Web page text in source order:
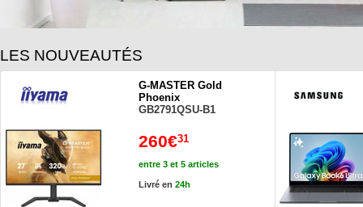
LES NOUVEAUTÉS
260€31
entre 3 et 5 articles
Livré en 24h
G-MASTER Gold
Phoenix
GB2791QSU-B1